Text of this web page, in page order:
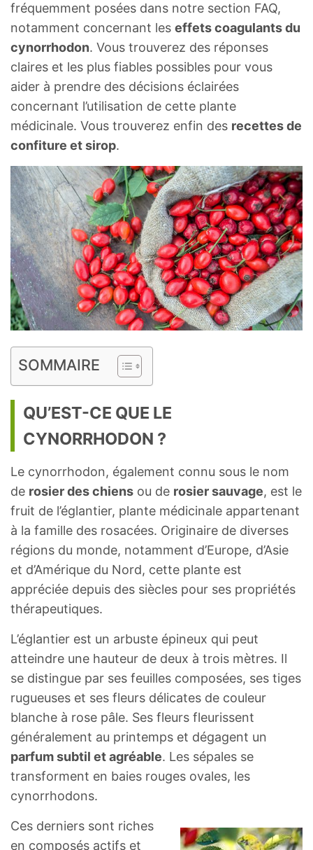
fréquemment posées dans notre section FAQ,
notamment concernant les effets coagulants du
cynorrhodon. Vous trouverez des réponses
claires et les plus fiables possibles pour vous
aider à prendre des décisions éclairées
concernant l’utilisation de cette plante
médicinale. Vous trouverez enfin des recettes de
confiture et sirop.
SOMMAIRE
QU’EST-CE QUE LE
CYNORRHODON ?
Le cynorrhodon, également connu sous le nom
de rosier des chiens ou de rosier sauvage, est le
fruit de l’églantier, plante médicinale appartenant
à la famille des rosacées. Originaire de diverses
régions du monde, notamment d’Europe, d’Asie
et d’Amérique du Nord, cette plante est
appréciée depuis des siècles pour ses propriétés
thérapeutiques.
L’églantier est un arbuste épineux qui peut
atteindre une hauteur de deux à trois mètres. Il
se distingue par ses feuilles composées, ses tiges
rugueuses et ses fleurs délicates de couleur
blanche à rose pâle. Ses fleurs fleurissent
généralement au printemps et dégagent un
parfum subtil et agréable. Les sépales se
transforment en baies rouges ovales, les
cynorrhodons.
Ces derniers sont riches
en composés actifs et